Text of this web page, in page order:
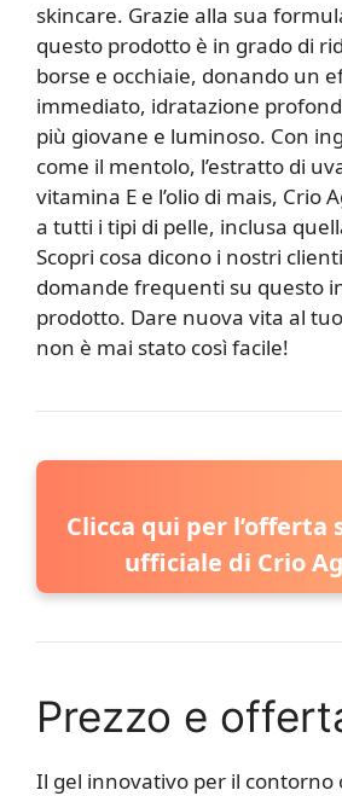
skincare. Grazie alla sua
questo prodotto è in grado di
borse e occhiaie, donando un
immediato, idratazione
più giovane e luminoso. Con
come il mentolo, l’estratto di
vitamina E e l’olio di mais, Crio
a tutti i tipi di pelle, inclusa
Scopri cosa dicono i nostri
domande frequenti su questo
prodotto. Dare nuova vita al
non è mai stato così facile!
Clicca qui per l’offerta
ufficiale di Crio
Prezzo e
Il gel innovativo per il contorno